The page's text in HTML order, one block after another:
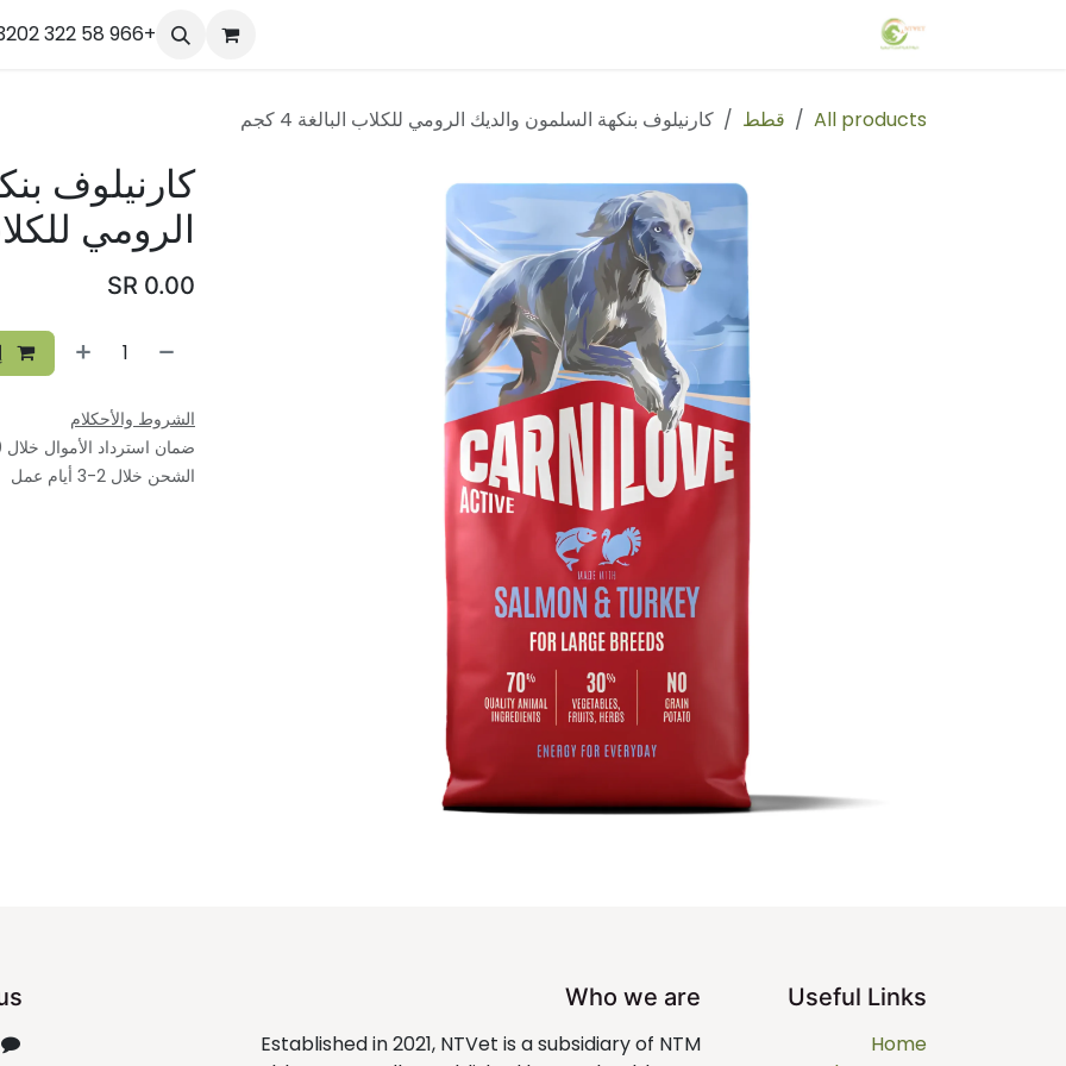
تخطي للذهاب إلى المحتوى
تواصل معنا Our Team +966 58 322 3202
All products قطط كارنيلوف بنكهة السلمون والديك الرومي للكلاب البالغة 4 كجم
كارنيلوف
الرومي للكلاب
0.00
الشروط والأحكلام
ضمان استرداد الأموال خلال 30 يوم
الشحن خلال 2-3 أيام عمل
Useful Links
Home
Who we are
Established in 2021, NTVet is a subsidiary of NTM